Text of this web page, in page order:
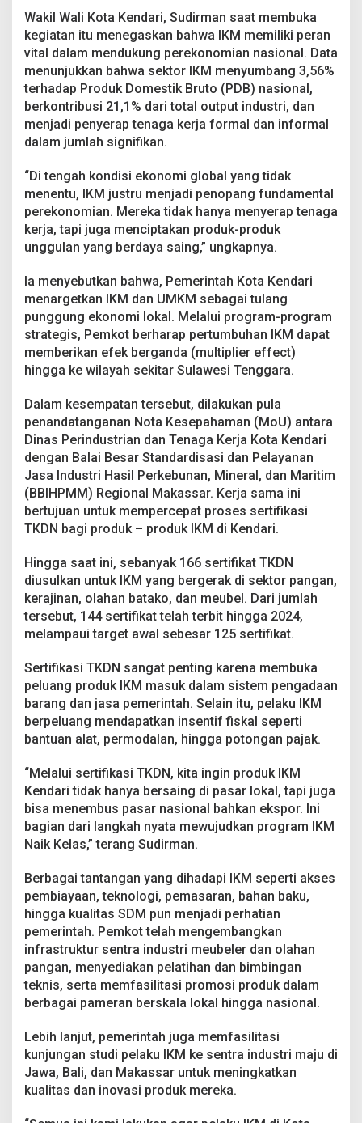
w
a
t
S
e
r
i
f
i
a
i
T
K
D
Wakil Wali Kota Kendari, Sudirman saat membuka
kegiatan itu menegaskan bahwa IKM memiliki peran
vital dalam mendukung perekonomian nasional. Data
menunjukkan bahwa sektor IKM menyumbang 3,56%
terhadap Produk Domestik Bruto (PDB) nasional,
berkontribusi 21,1% dari total output industri, dan
menjadi penyerap tenaga kerja formal dan informal
dalam jumlah signifikan.
“Di tengah kondisi ekonomi global yang tidak
menentu, IKM justru menjadi penopang fundamental
perekonomian. Mereka tidak hanya menyerap tenaga
kerja, tapi juga menciptakan produk-produk
unggulan yang berdaya saing,” ungkapnya.
Ia menyebutkan bahwa, Pemerintah Kota Kendari
menargetkan IKM dan UMKM sebagai tulang
punggung ekonomi lokal. Melalui program-program
strategis, Pemkot berharap pertumbuhan IKM dapat
memberikan efek berganda (multiplier effect)
hingga ke wilayah sekitar Sulawesi Tenggara.
Dalam kesempatan tersebut, dilakukan pula
penandatanganan Nota Kesepahaman (MoU) antara
Dinas Perindustrian dan Tenaga Kerja Kota Kendari
dengan Balai Besar Standardisasi dan Pelayanan
Jasa Industri Hasil Perkebunan, Mineral, dan Maritim
(BBIHPMM) Regional Makassar. Kerja sama ini
bertujuan untuk mempercepat proses sertifikasi
TKDN bagi produk – produk IKM di Kendari.
Hingga saat ini, sebanyak 166 sertifikat TKDN
diusulkan untuk IKM yang bergerak di sektor pangan,
kerajinan, olahan batako, dan meubel. Dari jumlah
tersebut, 144 sertifikat telah terbit hingga 2024,
melampaui target awal sebesar 125 sertifikat.
Sertifikasi TKDN sangat penting karena membuka
peluang produk IKM masuk dalam sistem pengadaan
barang dan jasa pemerintah. Selain itu, pelaku IKM
berpeluang mendapatkan insentif fiskal seperti
bantuan alat, permodalan, hingga potongan pajak.
“Melalui sertifikasi TKDN, kita ingin produk IKM
Kendari tidak hanya bersaing di pasar lokal, tapi juga
bisa menembus pasar nasional bahkan ekspor. Ini
bagian dari langkah nyata mewujudkan program IKM
Naik Kelas,” terang Sudirman.
Berbagai tantangan yang dihadapi IKM seperti akses
pembiayaan, teknologi, pemasaran, bahan baku,
hingga kualitas SDM pun menjadi perhatian
pemerintah. Pemkot telah mengembangkan
infrastruktur sentra industri meubeler dan olahan
pangan, menyediakan pelatihan dan bimbingan
teknis, serta memfasilitasi promosi produk dalam
berbagai pameran berskala lokal hingga nasional.
Lebih lanjut, pemerintah juga memfasilitasi
kunjungan studi pelaku IKM ke sentra industri maju di
Jawa, Bali, dan Makassar untuk meningkatkan
kualitas dan inovasi produk mereka.